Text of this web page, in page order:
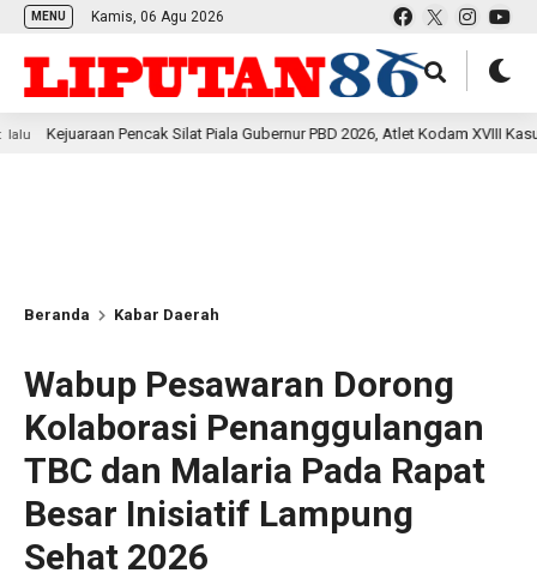
MENU Kamis, 06 Agu 2026
Pencak Silat Piala Gubernur PBD 2026, Atlet Kodam XVIII Kasuari Torehkan
Beranda Kabar Daerah
Wabup Pesawaran Dorong
Kolaborasi Penanggulangan
TBC dan Malaria Pada Rapat
Besar Inisiatif Lampung
Sehat 2026